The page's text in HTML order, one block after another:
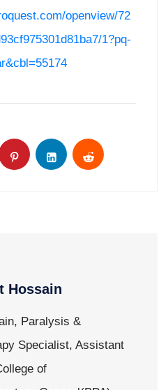
openview/72
1?pq-
Hossain
Paralysis &
Specialist, Assistant
of